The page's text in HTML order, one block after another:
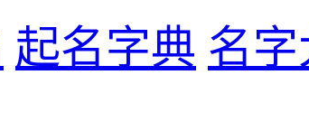
起名字典 名